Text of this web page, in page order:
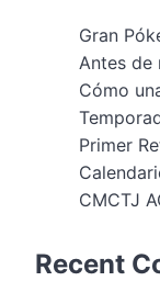
Gran
Antes de
Cómo
Primer
CMCTJ
Recent